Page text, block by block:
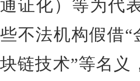
通证化）等为代
些不法机构假借“
块链技术”等名义